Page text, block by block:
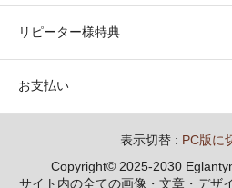
リピーター様特典
お支払い
表示切替 : PC版に
Copyright© 2025-2030
サイト内の全ての画像・文章・デザ